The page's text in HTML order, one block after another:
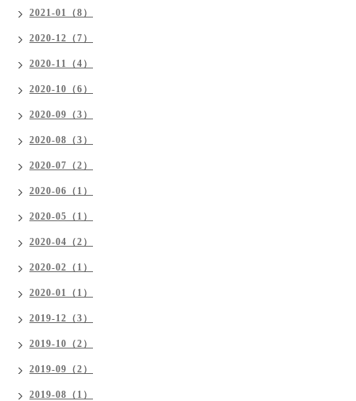
2021-01（8）
2020-12（7）
2020-11（4）
2020-10（6）
2020-09（3）
2020-08（3）
2020-07（2）
2020-06（1）
2020-05（1）
2020-04（2）
2020-02（1）
2020-01（1）
2019-12（3）
2019-10（2）
2019-09（2）
2019-08（1）